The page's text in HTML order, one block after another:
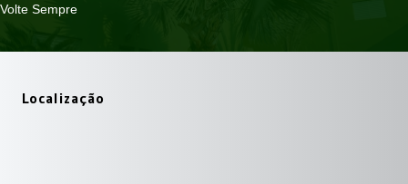
Volte Sempre
Localização